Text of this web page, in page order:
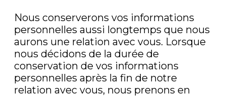
Nous conserverons vos informations
personnelles aussi longtemps que nous
aurons une relation avec vous. Lorsque
nous décidons de la durée de
conservation de vos informations
personnelles après la fin de notre
relation avec vous, nous prenons en